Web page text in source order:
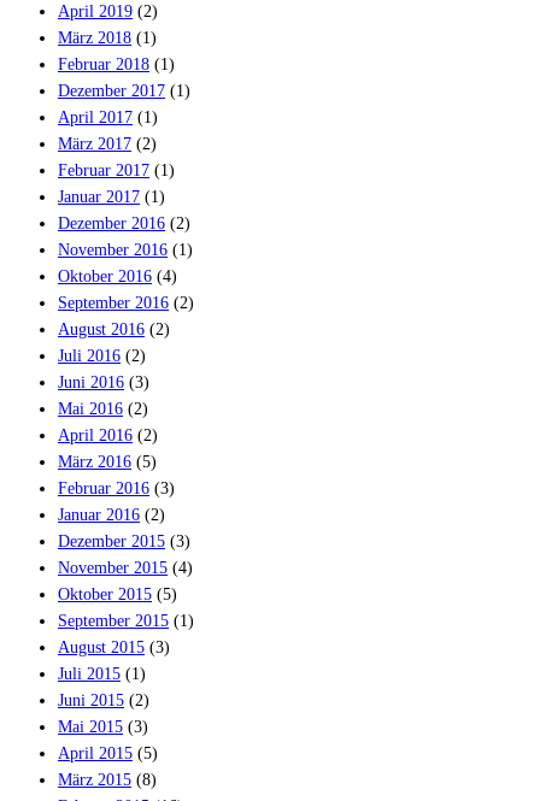
April 2019 (2)
März 2018 (1)
Februar 2018 (1)
Dezember 2017 (1)
April 2017 (1)
März 2017 (2)
Februar 2017 (1)
Januar 2017 (1)
Dezember 2016 (2)
November 2016 (1)
Oktober 2016 (4)
September 2016 (2)
August 2016 (2)
Juli 2016 (2)
Juni 2016 (3)
Mai 2016 (2)
April 2016 (2)
März 2016 (5)
Februar 2016 (3)
Januar 2016 (2)
Dezember 2015 (3)
November 2015 (4)
Oktober 2015 (5)
September 2015 (1)
August 2015 (3)
Juli 2015 (1)
Juni 2015 (2)
Mai 2015 (3)
April 2015 (5)
März 2015 (8)